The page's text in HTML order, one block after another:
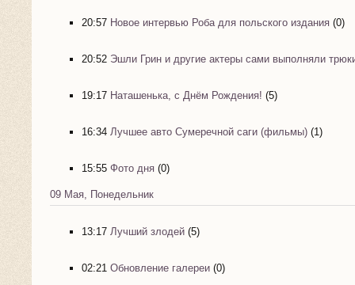
20:57 Новое интервью Роба для польского издания (0)
20:52 Эшли Грин и другие актеры сами выполняли
19:17 Наташенька, с Днём Рождения! (5)
16:34 Лучшее авто Сумеречной саги (фильмы) (1)
15:55 Фото дня (0)
09 Мая, Понедельник
13:17 Лучший злодей (5)
02:21 Обновление галереи (0)